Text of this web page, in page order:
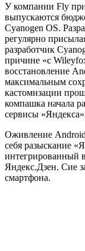
У компании Fly
выпускаются
Cyanogen OS.
регулярно
разработчик
причине «с
восстановление
максимальным
кастомизации
компашка начала
сервисы
Оживление
себя разыскание
интегрированный
Яндекс.Дзен. Сие
смартфона.